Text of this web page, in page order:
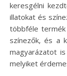
keresgélni
illatokat és
többféle
színezők, és a
magyarázatot
melyiket